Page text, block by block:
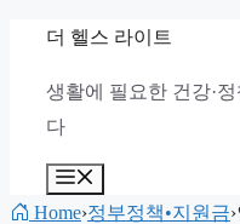
너
더 헬스 라이트
생활에 필요한 건강·
다
뉴
Home›정부정책•지원금›